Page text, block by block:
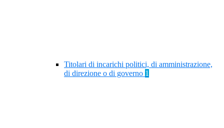
Titolari di incarichi politici, di amministrazione,
di direzione o di governo 1